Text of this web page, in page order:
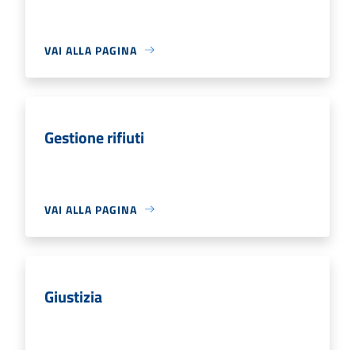
VAI ALLA PAGINA
Gestione rifiuti
VAI ALLA PAGINA
Giustizia